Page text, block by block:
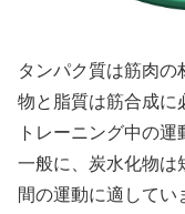
タンパク質は筋肉
物と脂質は筋合成に
トレーニング中の運
一般に、炭水化物は
間の運動に適してい